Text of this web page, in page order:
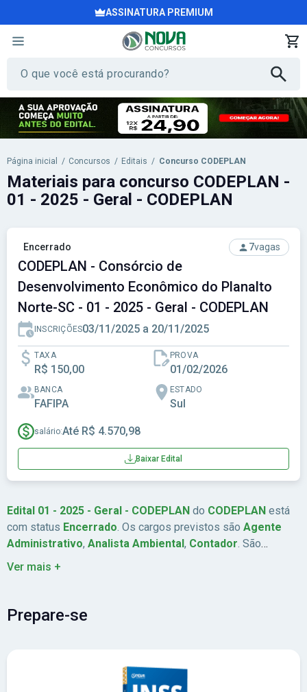
ASSINATURA PREMIUM
Página inicial / Concursos / Editais / Concurso CODEPLAN
Encerrado 7vagas
CODEPLAN - Consórcio de
Desenvolvimento Econômico do Planalto
Norte-SC - 01 - 2025 - Geral - CODEPLAN
INSCRIÇÕES03/11/2025 a 20/11/2025
TAXA
R$ 150,00
PROVA
01/02/2026
BANCA
FAFIPA
ESTADO
Sul
salário:Até R$ 4.570,98
Baixar Edital
Materiais para concurso CODEPLAN -
01 - 2025 - Geral - CODEPLAN
Edital 01 - 2025 - Geral - CODEPLAN do CODEPLAN está
com status Encerrado. Os cargos previstos são Agente
Administrativo, Analista Ambiental, Contador. São
ofertadas
FAFIPA. A taxa de inscrição é
Ver mais +
Prepare-se